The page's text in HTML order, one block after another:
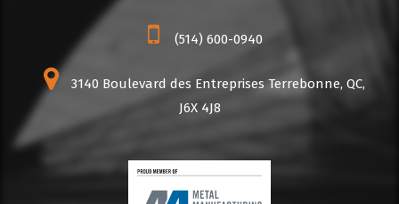
(514) 600-0940
3140 Boulevard des Entreprises Terrebonne, QC,
J6X 4J8